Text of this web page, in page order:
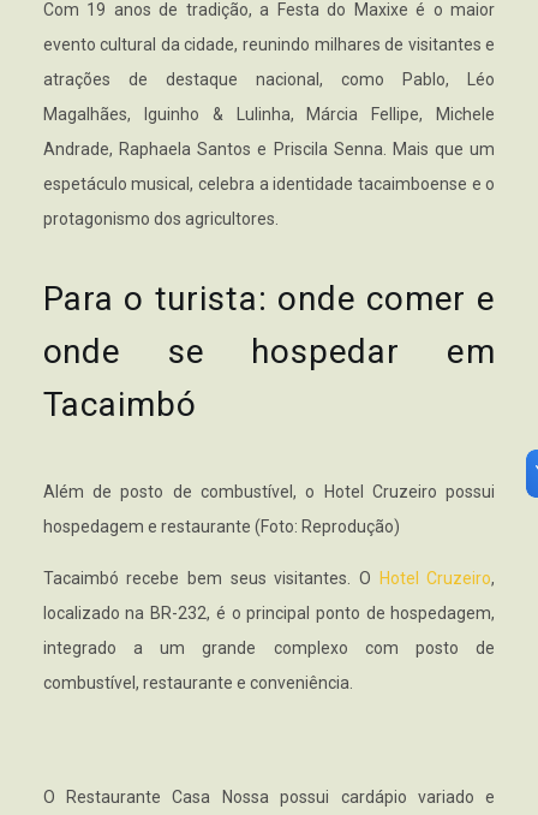
Com 19 anos de tradição, a Festa do Maxixe é o maior
evento cultural da cidade, reunindo milhares de visitantes e
atrações de destaque nacional, como Pablo, Léo
Magalhães, Iguinho & Lulinha, Márcia Fellipe, Michele
Andrade, Raphaela Santos e Priscila Senna. Mais que um
espetáculo musical, celebra a identidade tacaimboense e o
protagonismo dos agricultores.
Para o turista: onde comer e
onde se hospedar em
Tacaimbó
Além de posto de combustível, o Hotel Cruzeiro possui
hospedagem e restaurante (Foto: Reprodução)
Tacaimbó recebe bem seus visitantes. O Hotel Cruzeiro,
localizado na BR-232, é o principal ponto de hospedagem,
integrado a um grande complexo com posto de
combustível, restaurante e conveniência.
O Restaurante Casa Nossa possui cardápio variado e